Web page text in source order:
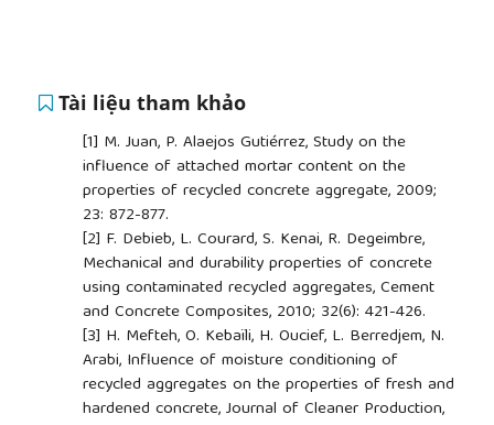
Tài liệu tham khảo
[1] M. Juan, P. Alaejos Gutiérrez, Study on the
influence of attached mortar content on the
properties of recycled concrete aggregate, 2009;
23: 872-877.
[2] F. Debieb, L. Courard, S. Kenai, R. Degeimbre,
Mechanical and durability properties of concrete
using contaminated recycled aggregates, Cement
and Concrete Composites, 2010; 32(6): 421-426.
[3] H. Mefteh, O. Kebaïli, H. Oucief, L. Berredjem, N.
Arabi, Influence of moisture conditioning of
recycled aggregates on the properties of fresh and
hardened concrete, Journal of Cleaner Production,